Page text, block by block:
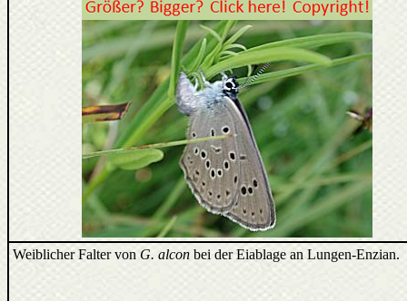
Weiblicher Falter von G. alcon bei der Eiablage an Lungen-Enzian.